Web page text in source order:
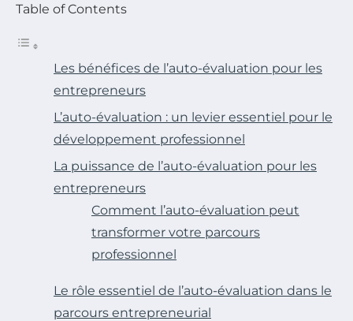
Table of Contents
Les bénéfices de l’auto-évaluation pour les
entrepreneurs
L’auto-évaluation : un levier essentiel pour le
développement professionnel
La puissance de l’auto-évaluation pour les
entrepreneurs
Comment l’auto-évaluation peut
transformer votre parcours
professionnel
Le rôle essentiel de l’auto-évaluation dans le
parcours entrepreneurial